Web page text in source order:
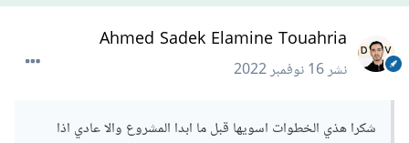
Ahmed Sadek Elamine Touahria
نشر16 نوفمبر 2022
شكرا هذي الخطوات اسويها قبل ما ابدا المشروع والا عادي اذا